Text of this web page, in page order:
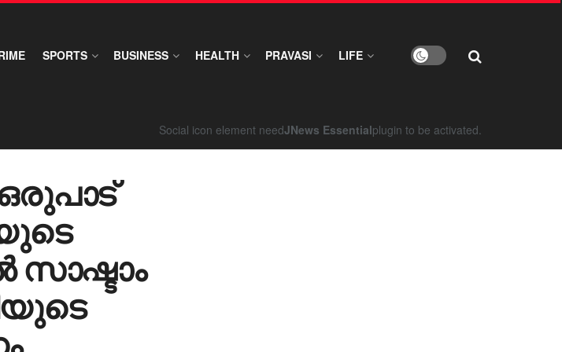
SPORTS BUSINESS HEALTH PRAVASI LIFE
Social icon element needJNews Essentialplugin to be activated.